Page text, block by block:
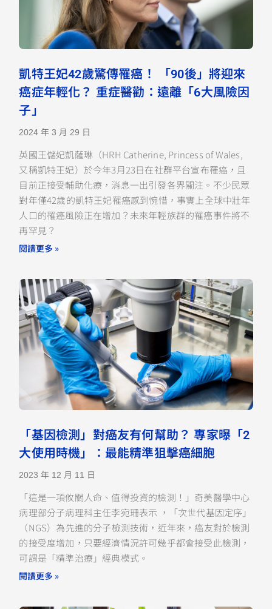
凱特王妃42歲驚傳罹癌！ 「90後」將迎來
癌症年輕化？ 重症醫勸：遠離「6大風險因
子」
2024 年 3 月 29 日
英國王儲妃凱薩琳（HRH Catherine, Princess of Wales,
又稱凱特王妃）於今年3月23日在社群平台宣布罹癌，且
目前正接受輔助化療，消息一出引發各界關注。不少民眾
對年僅42歲的凱特王妃罹癌感到惋惜，事實上全球中壯年
人口的罹癌風險正在增加？未來年輕族群的罹癌事件將不
再罕見？
閱讀更多 »
「基因檢測」對癌友有何幫助？ 專家曝「2
大使用時機」：最能精準狙擊癌細胞
2023 年 12 月 11 日
「這是一項攸關人命、值得投資的檢測！」奇美醫學中心
病理部分子病理科主任李宛珊表示 ，「次世代基因定序」
（NGS）為先進的分子檢測技術，近年來，癌友對於檢測
的接受度增加，只要經濟情況許可幾乎都會接受此檢測，
可謂是「精準治療」經典模式。
閱讀更多 »